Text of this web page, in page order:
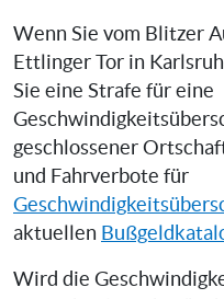
Wenn Sie vom Blitzer
Ettlinger Tor in
Sie eine Strafe für eine
geschlossener
und Fahrverbote für
aktuellen
Wird die